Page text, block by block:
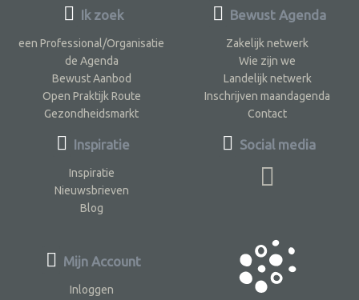
Ik zoek
een Professional/Organisatie
de Agenda
Bewust Aanbod
Open Praktijk Route
Gezondheidsmarkt
Inspiratie
Inspiratie
Nieuwsbrieven
Blog
Bewust Agenda
Zakelijk netwerk
Wie zijn we
Landelijk netwerk
Inschrijven maandagenda
Contact
Social media
Mijn Account
Inloggen